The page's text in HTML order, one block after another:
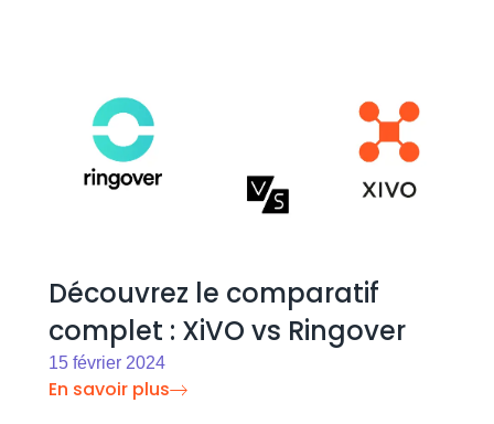
Découvrez le comparatif
complet : XiVO vs Ringover
15 février 2024
En savoir plus